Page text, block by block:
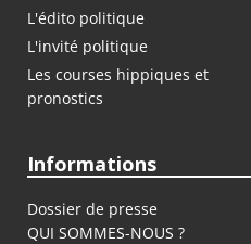
L'édito politique
L'invité politique
Les courses hippiques et
pronostics
Informations
Dossier de presse
QUI SOMMES-NOUS ?